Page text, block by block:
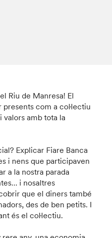
Riu de Manresa! El
com a col·lectiu
valors amb tota la
Explicar Fiare Banca
i nens que participaven
a la nostra parada
i nosaltres
que el diners també
des de ben petits. I
és el col·lectiu.